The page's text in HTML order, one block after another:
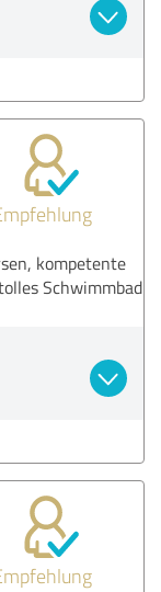
kompetente
Schwimmbad